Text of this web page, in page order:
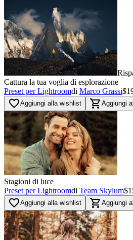
Cattura la tua voglia di esplorazione
Preset per Lightroomdi Marco Grassi
favorite_borderAggiungi alla wishlist shopping_cart Aggiungi
Stagioni di luce
Preset per Lightroomdi Team Skylum
favorite_borderAggiungi alla wishlist shopping_cart Aggiungi